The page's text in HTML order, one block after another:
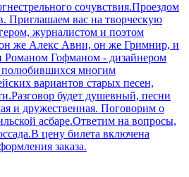
сочувствия.Проездом
Приглашаем вас на творческую
журналистом и поэтом
же Алекс Авни, он же Гримнир, и
Романом Гофманом - дизайнером
полюбившихся многим
вариантов старых песен,
будет душевный, песни
и дружественная. Поговорим о
асбаре.Ответим на вопросы,
цену билета включена
заказа.